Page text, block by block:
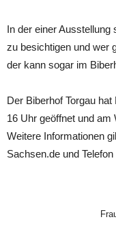
In der einer Ausstellung
zu besichtigen und wer
der kann sogar im
Der Biberhof Torgau
16 Uhr geöffnet und am
Weitere Informationen
Sachsen.de und